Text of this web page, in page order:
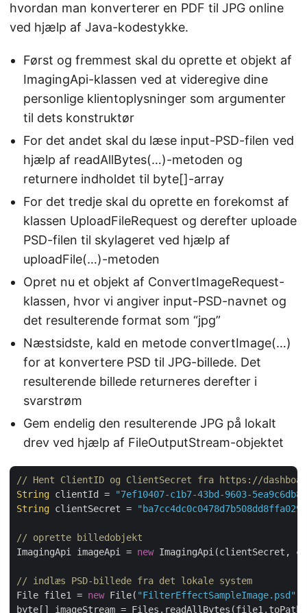
hvordan man konverterer en PDF til JPG online
ved hjælp af Java-kodestykke.
Først og fremmest skal du oprette et objekt af
ImagingApi-klassen ved at videregive dine
personlige klientoplysninger som argumenter
til dets konstruktør
For det andet skal du læse input-PSD-filen ved
hjælp af readAllBytes(…)-metoden og
returnere indholdet til byte[]-array
For det tredje skal du oprette en forekomst af
klassen UploadFileRequest og derefter uploade
PSD-filen til skylageret ved hjælp af
uploadFile(…)-metoden
Opret nu et objekt af ConvertImageRequest-
klassen, hvor vi angiver input-PSD-navnet og
det resulterende format som “jpg”
Næstsidste, kald en metode convertImage(…)
for at konvertere PSD til JPG-billede. Det
resulterende billede returneres derefter i
svarstrøm
Gem endelig den resulterende JPG på lokalt
drev ved hjælp af FileOutputStream-objektet
// Hent ClientID og ClientSecret fra https://
String clientId =
"7ef10407-c1b7-43bd-9603-
String clientSecret =
// oprette billedobjekt
ImagingApi imageApi = new ImagingApi(clientSecret,
// indlæs PSD-billede fra det lokale system
File file1 = new File( "FilterEffectSampleImage.psd"
byte[] imageStream =